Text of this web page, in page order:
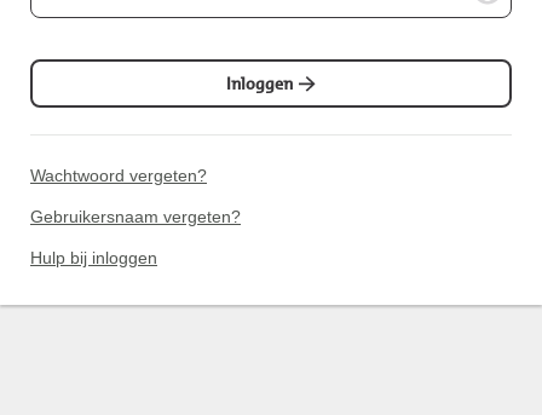
Inloggen
Wachtwoord vergeten?
Gebruikersnaam vergeten?
Hulp bij inloggen